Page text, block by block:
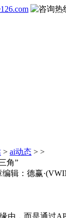
> ai动态 > >
角”
编辑：德赢
，而是通过API